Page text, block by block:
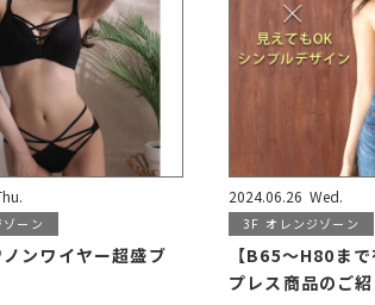
ーン
ンワイヤー超盛ブ
2024.06.26 Wed.
3F オレンジゾーン
【B65～H80ま
プレス商品のご